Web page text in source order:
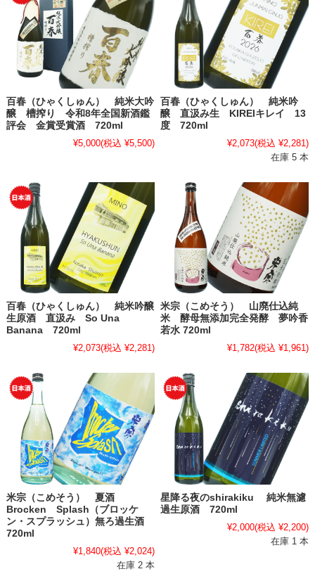
百春（ひゃくしゅん） 純米大吟
醸 槽搾り 令和8年全国新酒鑑
評会 金賞受賞酒 720ml
¥5,000(税込 ¥5,500)
百春（ひゃくしゅん） 純米吟
醸 直汲み生 KIREIキレイ 13
度 720ml
¥2,073(税込 ¥2,281)
在庫 5 本
百春（ひゃくしゅん） 純米吟醸
生原酒 直汲み So Una
Banana 720ml
¥2,073(税込 ¥2,281)
米宗（こめそう） 山廃仕込純
米 酵母無添加完全発酵 夢吟香
若水 720ml
¥1,782(税込 ¥1,961)
米宗（こめそう） 夏酒
Brocken Splash（ブロッケ
ン・スプラッシュ）無ろ過生酒
720ml
¥1,840(税込 ¥2,024)
在庫 2 本
星降る夜のshirakiku 純米無濾
過生原酒 720ml
¥2,000(税込 ¥2,200)
在庫 1 本